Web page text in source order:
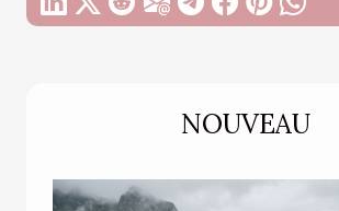
NOUVEAU